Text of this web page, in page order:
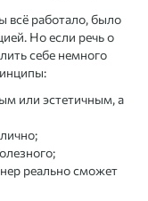
работало, было
Но если речь о
себе немного
или эстетичным, а
реально сможет